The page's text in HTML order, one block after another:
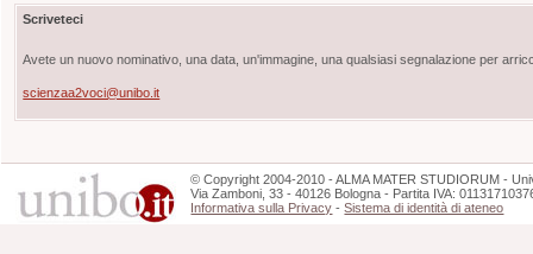
Scriveteci
Avete un nuovo nominativo, una data, un'immagine, una qualsiasi segnalazione per
scienzaa2voci@unibo.it
©Copyright 2004-2010 - ALMA MATER STUDIORUM -
Via Zamboni, 33 - 40126 Bologna - Partita IVA:
Informativa sulla Privacy -Sistema di identità di ateneo